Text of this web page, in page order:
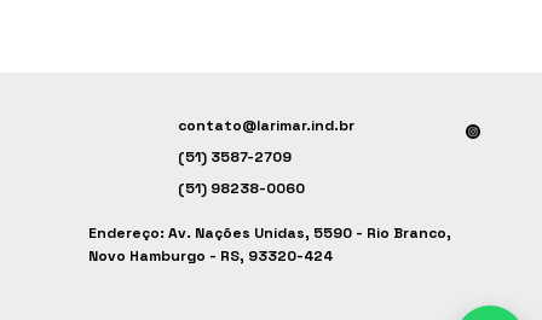
contato@larimar.ind.br
(51) 3587-2709
(51) 98238-0060
Endereço: Av. Nações Unidas, 5590 - Rio Branco,
Novo Hamburgo - RS, 93320-424